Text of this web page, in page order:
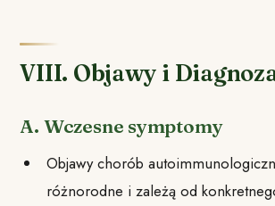
VIII. Objawy i
A. Wczesne symptomy
Objawy chorób
różnorodne i zależą od